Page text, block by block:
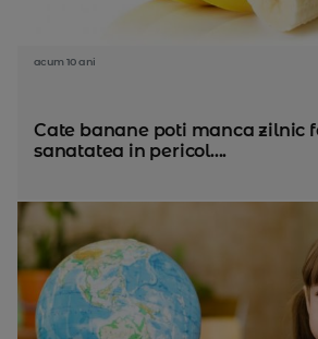
acum 10 ani
Cate banane poti manca zilnic
sanatatea in pericol....